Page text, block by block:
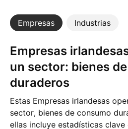
Empresas Industrias
Empresas irlandesas dedicadas a
un sector: bienes
duraderos
Estas Empresas irlandesas
sector, bienes de consumo
ellas incluye estadísticas